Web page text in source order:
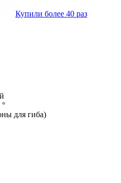
Купили более 40 раз
для гиба)